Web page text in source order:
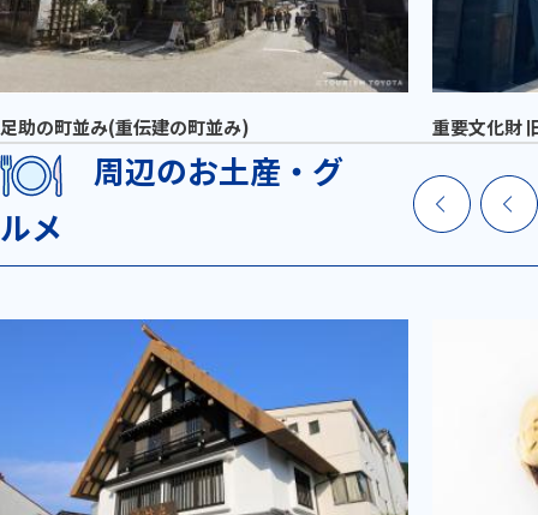
足助の町並み(重伝建の町並み) 重要文化財
周辺のお土産・グ
ルメ